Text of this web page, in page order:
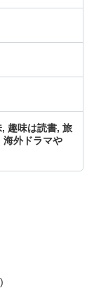
趣味は読書, 旅
海外ドラマや
-